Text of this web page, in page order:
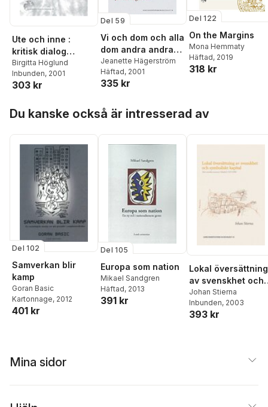
Ute och inne :
kritisk dialog
mellan
personalkollektiv
inom psykiatrin
Birgitta Höglund
Inbunden, 2001
303 kr
Del 59
Vi och dom och alla
dom andra andra
på Komvux :
etnicitet, genus
och klass i samspel
Jeanette Hägerström
Häftad, 2001
335 kr
Del 122
On the Margins
Mona Hemmaty
Häftad, 2019
318 kr
Du kanske också är intresserad av
Del 102
Samverkan blir
kamp
Goran Basic
Kartonnage, 2012
401 kr
Del 105
Europa som nation
Mikael Sandgren
Häftad, 2013
391 kr
Lokal översättning
av svenskhet och
symboliskt kapital
det svenska
rummet i Madrid
Johan Stierna
Inbunden, 2003
393 kr
Mina sidor